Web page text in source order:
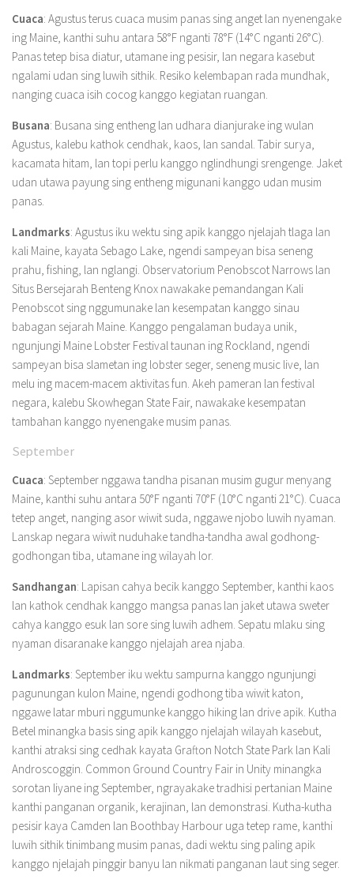
Cuaca: Agustus terus cuaca musim panas sing anget lan nyenengake
ing Maine, kanthi suhu antara 58°F nganti 78°F (14°C nganti 26°C).
Panas tetep bisa diatur, utamane ing pesisir, lan negara kasebut
ngalami udan sing luwih sithik. Resiko kelembapan rada mundhak,
nanging cuaca isih cocog kanggo kegiatan ruangan.
Busana: Busana sing entheng lan udhara dianjurake ing wulan
Agustus, kalebu kathok cendhak, kaos, lan sandal. Tabir surya,
kacamata hitam, lan topi perlu kanggo nglindhungi srengenge. Jaket
udan utawa payung sing entheng migunani kanggo udan musim
panas.
Landmarks: Agustus iku wektu sing apik kanggo njelajah tlaga lan
kali Maine, kayata Sebago Lake, ngendi sampeyan bisa seneng
prahu, fishing, lan nglangi. Observatorium Penobscot Narrows lan
Situs Bersejarah Benteng Knox nawakake pemandangan Kali
Penobscot sing nggumunake lan kesempatan kanggo sinau
babagan sejarah Maine. Kanggo pengalaman budaya unik,
ngunjungi Maine Lobster Festival taunan ing Rockland, ngendi
sampeyan bisa slametan ing lobster seger, seneng music live, lan
melu ing macem-macem aktivitas fun. Akeh pameran lan festival
negara, kalebu Skowhegan State Fair, nawakake kesempatan
tambahan kanggo nyenengake musim panas.
September
Cuaca: September nggawa tandha pisanan musim gugur menyang
Maine, kanthi suhu antara 50°F nganti 70°F (10°C nganti 21°C). Cuaca
tetep anget, nanging asor wiwit suda, nggawe njobo luwih nyaman.
Lanskap negara wiwit nuduhake tandha-tandha awal godhong-
godhongan tiba, utamane ing wilayah lor.
Sandhangan: Lapisan cahya becik kanggo September, kanthi kaos
lan kathok cendhak kanggo mangsa panas lan jaket utawa sweter
cahya kanggo esuk lan sore sing luwih adhem. Sepatu mlaku sing
nyaman disaranake kanggo njelajah area njaba.
Landmarks: September iku wektu sampurna kanggo ngunjungi
pagunungan kulon Maine, ngendi godhong tiba wiwit katon,
nggawe latar mburi nggumunke kanggo hiking lan drive apik. Kutha
Betel minangka basis sing apik kanggo njelajah wilayah kasebut,
kanthi atraksi sing cedhak kayata Grafton Notch State Park lan Kali
Androscoggin. Common Ground Country Fair in Unity minangka
sorotan liyane ing September, ngrayakake tradhisi pertanian Maine
kanthi panganan organik, kerajinan, lan demonstrasi. Kutha-kutha
pesisir kaya Camden lan Boothbay Harbour uga tetep rame, kanthi
luwih sithik tinimbang musim panas, dadi wektu sing paling apik
kanggo njelajah pinggir banyu lan nikmati panganan laut sing seger.